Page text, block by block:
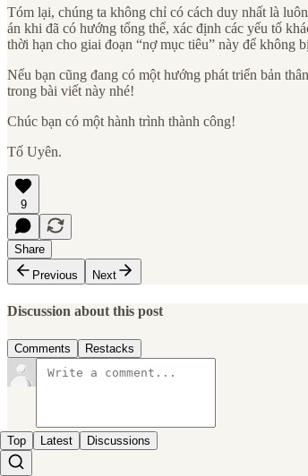
Tóm lại, chúng ta không chỉ có cách duy nhất là
án khi đã có hướng tổng thể, xác định các yếu tố
thời hạn cho giai đoạn “nợ mục tiêu” này để không
Nếu bạn cũng đang có một hướng phát triển bản
trong bài viết này nhé!
Chúc bạn có một hành trình thành công!
Tố Uyên.
9
Share
Previous
Next
Discussion about this post
Comments Restacks
Top Latest Discussions